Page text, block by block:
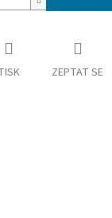
ZEPTAT SE